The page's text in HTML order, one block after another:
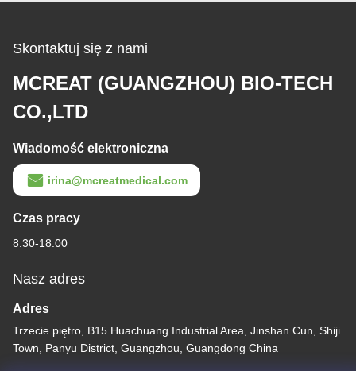
Skontaktuj się z nami
MCREAT (GUANGZHOU) BIO-TECH
CO.,LTD
Wiadomość elektroniczna
irina@mcreatmedical.com
Czas pracy
8:30-18:00
Nasz adres
Adres
Trzecie piętro, B15 Huachuang Industrial Area, Jinshan Cun, Shiji
Town, Panyu District, Guangzhou, Guangdong China